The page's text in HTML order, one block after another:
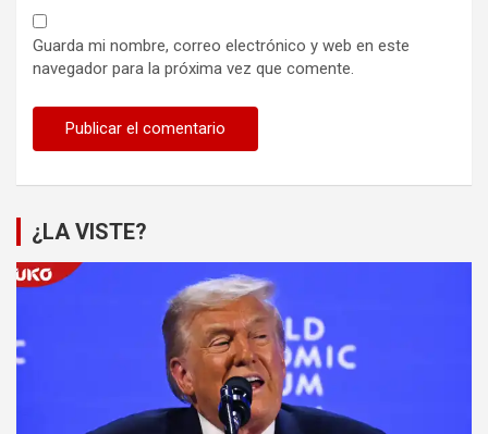
Guarda mi nombre, correo electrónico y web en este
navegador para la próxima vez que comente.
¿LA VISTE?